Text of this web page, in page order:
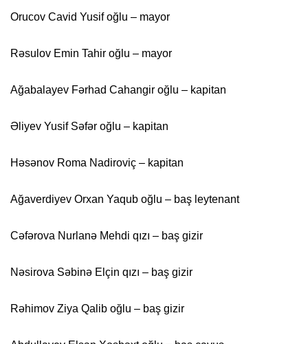
Orucov Cavid Yusif oğlu – mayor
Rəsulov Emin Tahir oğlu – mayor
Ağabalayev Fərhad Cahangir oğlu – kapitan
Əliyev Yusif Səfər oğlu – kapitan
Həsənov Roma Nadiroviç – kapitan
Ağaverdiyev Orxan Yaqub oğlu – baş leytenant
Cəfərova Nurlanə Mehdi qızı – baş gizir
Nəsirova Səbinə Elçin qızı – baş gizir
Rəhimov Ziya Qalib oğlu – baş gizir